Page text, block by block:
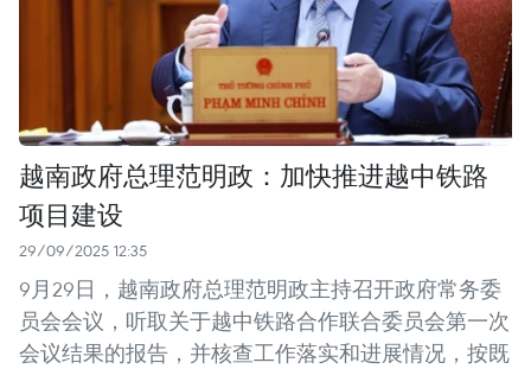
越南政府总理范明政：加快推进越中铁路
项目建设
29/09/2025 12:35
9月29日，越南政府总理范明政主持召开政府常务委
员会会议，听取关于越中铁路合作联合委员会第一次
会议结果的报告，并核查工作落实和进展情况，按既